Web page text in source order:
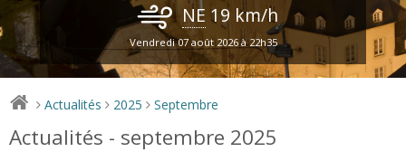
NE 19 km/h
Vendredi 07 août 2026 à 22h35
> Actualités > 2025 > Septembre
Actualités - septembre 2025